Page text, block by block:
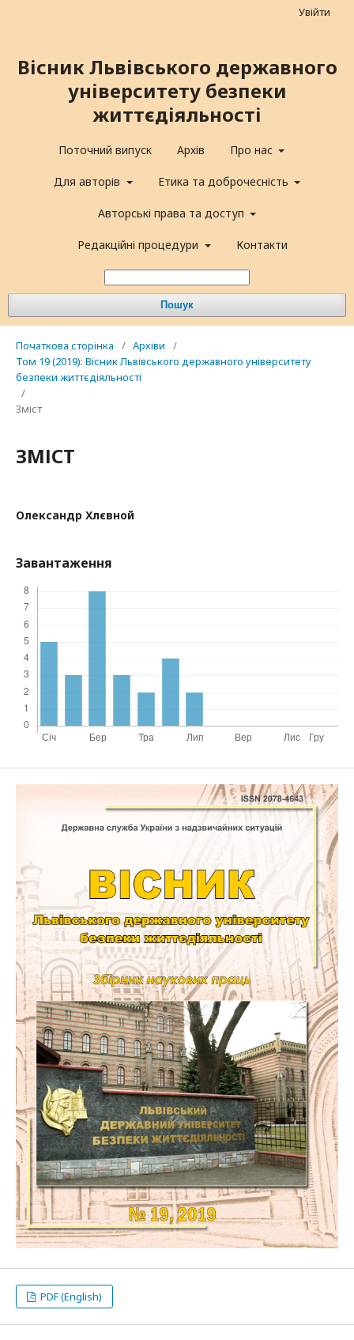
Вісник Львівського державного
університету безпеки
життєдіяльності
Поточний випуск Архів Про нас
Для авторів Етика та доброчесність
Авторські права та доступ
Редакційні процедури Контакти
Пошук
Увійти
Початкова сторінка / Архіви
/
Том 19 (2019): Вісник Львівського державного університету
безпеки життєдіяльності
/
Зміст
ЗМІСТ
Олександр Хлєвной
Завантаження
PDF (English)